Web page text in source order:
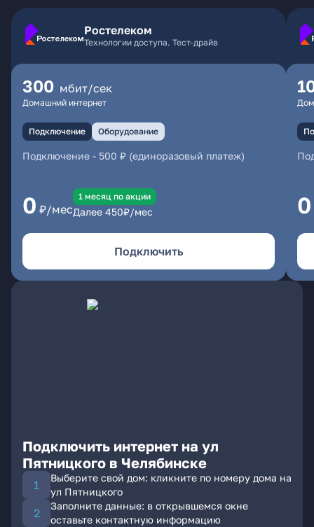
Ростелеком
Технологии доступа. Тест-драйв
300 мбит/сек
Домашний интернет
Подключение Оборудование
Подключение - 500 ₽ (единоразовый платеж)
0 ₽/мес
1 месяц по акции
Далее 450₽/мес
Подключить
0
Подключить интернет на ул
Пятницкого в Челябинске
Выберите свой дом: кликните по номеру дома на
ул Пятницкого
Заполните данные: в открывшемся окне
оставьте контактную информацию